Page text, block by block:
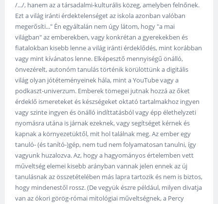
/.../, hanem az a társadalmi-kulturális közeg, amelyben felnőnek.
Ezt a világ iránti érdektelenséget az iskola azonban valóban
megerősíti..." Én egyáltalán nem úgy látom, hogy "a mai
világban" az emberekben, vagy konkrétan a gyerekekben és
fiatalokban kisebb lenne a világ iránti érdeklődés, mint korábban
vagy mint kívánatos lenne. Elképesztő mennyiségű önálló,
önvezérelt, autonóm tanulás történik körülöttünk a digitális
világ olyan jótéteményeinek hála, mint a YouTube vagy a
podkaszt-univerzum. Emberek tömegei jutnak hozzá az őket
érdeklő ismereteket és készségeket oktató tartalmakhoz ingyen
vagy szinte ingyen és önálló indíttatásból vagy épp élethelyzeti
nyomásra utána is járnak ezeknek, vagy segítséget kérnek és
kapnak a környezetüktől, mit hol találnak meg. Az ember egy
tanuló- (és tanító-)gép, nem tud nem folyamatosan tanulni, így
vagyunk huzalozva. Az, hogy a hagyományos értelemben vett
műveltség elemei kisebb arányban vannak jelen ennek az új
tanulásnak az összetételében más lapra tartozik és nem is biztos,
hogy mindenestől rossz. (De vegyük észre például, milyen divatja
van az ókori görög-római mitológiai műveltségnek, a Percy